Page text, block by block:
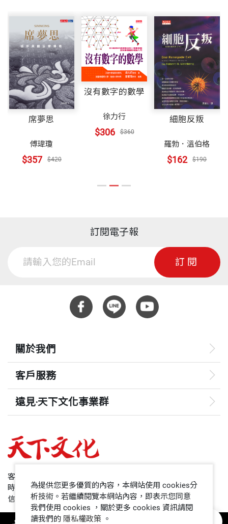
他』的一件事，可以為環境、為人類的永續發展，做
更好的溝通。」
★齊聲推崇（依姓氏序）
史欽泰，清華大學榮譽講座教授
李吉仁，誠致教育基金會董事長、臺灣大學名譽教授
李念祖，理律法律事務所所長
李澤元，美國維吉尼亞理工大學教授
孫 震，臺灣大學名譽教授
賀陳旦，交通部前部長
劉兆玄，中華文化永續發展基金會董事長
20 世界級企業公民
結語天邊有顆「鄭崇華小行星」……
——成人之美、沒有貶損，樂見其成。
——不走極端、不會硬拗、不愛炫耀。
君子企業家光明磊落，不需結黨營私；他們靠專業，
不需靠關係；他們靠市場競爭，不需靠政治勢力。他
們嚮往的是：法治的透明與公平，政策的遠見與穩
定。
（二）當前君子難求
21世紀初，普遍的感覺是：「台灣最缺的不僅是人
儘管半世紀以來台灣在力爭上游，但到處仍是缺少
少「品味」，政商人物缺少「品格」。
「品格」是指：做事有原則；做人有誠信；態度上不
爭、不貪，不獻媚；品德上有格、有節、有分寸。擁
有這些「品格」的人，正就是泛稱的「君子」。當
旦當道，惡性循環就從此開始。
（三）台達創辦人鄭崇華是第一人選
當遠見．天下文化事業群決定提出「君子企業家」要
尋找實例時，就立刻想到一個名字。他的品德、事
業、海內外的貢獻，如排山倒海般地在我腦中湧現。
（Air Asia）與美商精密電子公司（TRW）。1971年
創立台達電子，擔任董事長職務至2012年，現為台達
集團創辦人暨榮譽董事長，指導集團發展方向，推廣
「環保、節能、愛地球」的經營使命。
媒體界推崇鄭崇華為台灣第一位企業環保長（CEO, C
hief Environmental Officer）以及台灣科技教父（God
father of Taiwan Tech）。因為重視地球環境的保
護，從公司創立之初，就以宣揚環境及自然資源的保
有鑒於鄭崇華長期重視環保節能與地球環境的永續議
題，2008年獲得國際天文聯合會（International Astr
engbruce」（中譯「鄭崇華小行星」）。2009年，
榮膺2009全球天文年（International Year of Astrono
2006年，獲得管理科學學會頒發象徵管理學界最高榮
010年，榮獲安永「年度創業家大獎」與「企業社會
責任獎」雙料榮耀。2011年，獲得中華民國企業經理
「工業技術研究院院士」之榮耀。以長期關懷能源與
15年，獲頒《遠見》雜誌首屆「CSR終身貢獻獎」。
2016年3月，獲總統頒授二等景星勳章，表彰長期在
發展科技、引導產業升級及培育人才方面對的卓越貢
重量 570
席夢思
傅瑋瓊
$357 $420
沒有數字的數學
徐力行
$306 $360
細胞反叛
羅勃．溫伯格
$162 $190
訂閱電子報
訂閱
關於我們
客戶服務
遠見‧天下文化事業群
哈佛商業評論
領導影響力學院
1號課堂
客服專線：+886 2 2662-0012
時間：週一~週五9:00~12:30;13:30~17:00
信箱：service@cwgv.com.tw
為提供您更多優質的內容，本網站使用 cookies分
析技術。若繼續閱覽本網站內容，即表示您同意
我們使用 cookies ，關於更多 cookies 資訊請閱
讀我們的 隱私權政策 。